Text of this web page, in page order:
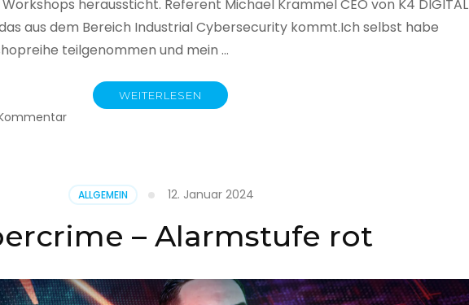
heraussticht. Referent Michael Krammel CEO von K4 DIGITAL
aus dem Bereich Industrial Cybersecurity kommt.Ich selbst habe
teilgenommen und mein …
WEITERLESEN
zu
der
Produktion
ALLGEMEIN 12. Januar 2024
– Alarmstufe rot